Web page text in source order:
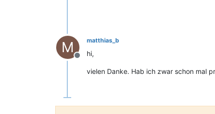
M
Offline
matthias_b
hi,
vielen Danke. Hab ich zwar schon mal